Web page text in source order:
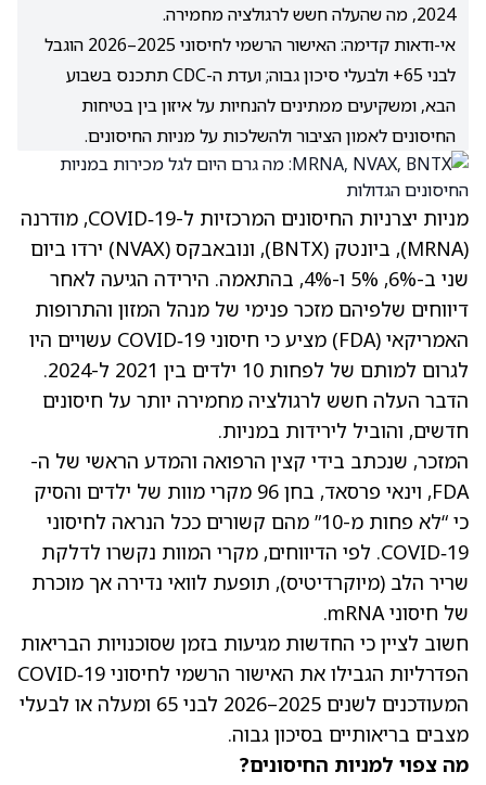
2024, מה שהעלה חשש לרגולציה מחמירה.
אי-ודאות קדימה: האישור הרשמי לחיסוני 2025–2026 הוגבל
לבני 65+ ולבעלי סיכון גבוה; ועדת ה-CDC תתכנס בשבוע
הבא, ומשקיעים ממתינים להנחיות על איזון בין בטיחות
החיסונים לאמון הציבור ולהשלכות על מניות החיסונים.
מניות יצרניות החיסונים המרכזיות ל-COVID‑19, מודרנה
(MRNA)
, ביונטק (BNTX) , ונובאבקס (NVAX)
ירדו ביום
שני ב-6%, 5% ו-4%, בהתאמה. הירידה הגיעה לאחר
דיווחים שלפיהם מזכר פנימי של מנהל המזון והתרופות
האמריקאי (FDA) מציע כי חיסוני COVID‑19 עשויים היו
לגרום למותם של לפחות 10 ילדים בין 2021 ל-2024.
הדבר העלה חשש לרגולציה מחמירה יותר על חיסונים
חדשים, והוביל לירידות במניות.
המזכר, שנכתב בידי קצין הרפואה והמדע הראשי של ה-
FDA, וינאי פרסאד, בחן 96 מקרי מוות של ילדים והסיק
כי “לא פחות מ-10” מהם קשורים ככל הנראה לחיסוני
COVID‑19. לפי הדיווחים, מקרי המוות נקשרו לדלקת
שריר הלב (מיוקרדיטיס), תופעת לוואי נדירה אך מוכרת
של חיסוני mRNA.
חשוב לציין כי החדשות מגיעות בזמן שסוכנויות הבריאות
הפדרליות הגבילו את האישור הרשמי לחיסוני COVID‑19
המעודכנים לשנים 2025–2026 לבני 65 ומעלה או לבעלי
מצבים בריאותיים בסיכון גבוה.
מה צפוי למניות החיסונים?